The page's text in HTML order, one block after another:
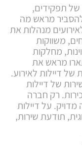
של תפקידים,
מראש מה
מנהלות את
משווקות
מחלקות
מראש את
דיילות לאירוע.
של דיילות
רק חברה
על דיילות
תודעת שירות,